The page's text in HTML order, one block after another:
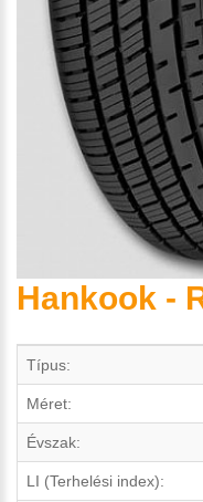
Hankook -
Típus:
Méret:
Évszak:
LI (Terhelési index):